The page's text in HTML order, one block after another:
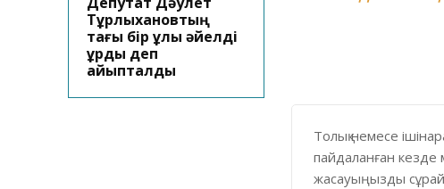
Тұрлыхановтың
тағы бір ұлы әйелді
ұрды деп
айыпталды
Толық немесе
пайдаланған кезде
жасауыңызды